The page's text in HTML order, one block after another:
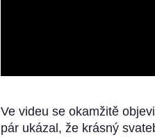
Ve videu se okamžitě
pár ukázal, že krásný